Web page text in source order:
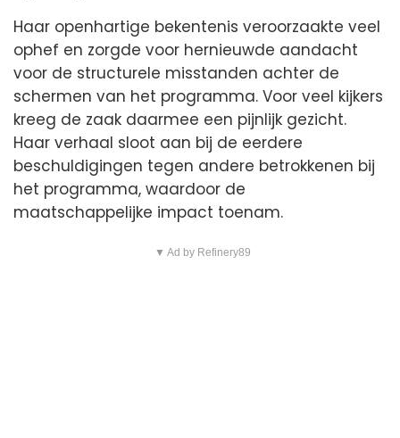
Haar openhartige bekentenis veroorzaakte veel
ophef en zorgde voor hernieuwde aandacht
voor de structurele misstanden achter de
schermen van het programma. Voor veel kijkers
kreeg de zaak daarmee een pijnlijk gezicht.
Haar verhaal sloot aan bij de eerdere
beschuldigingen tegen andere betrokkenen bij
het programma, waardoor de
maatschappelijke impact toenam.
▼ Ad by Refinery89